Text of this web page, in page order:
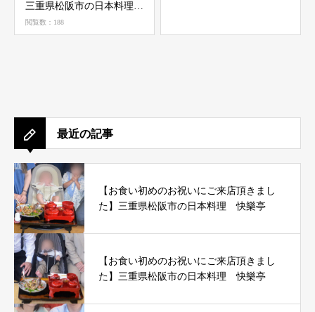
三重県松阪市の日本料理
快樂亭
閲覧数：188
最近の記事
【お食い初めのお祝いにご来店頂きまし
た】三重県松阪市の日本料理 快樂亭
【お食い初めのお祝いにご来店頂きまし
た】三重県松阪市の日本料理 快樂亭